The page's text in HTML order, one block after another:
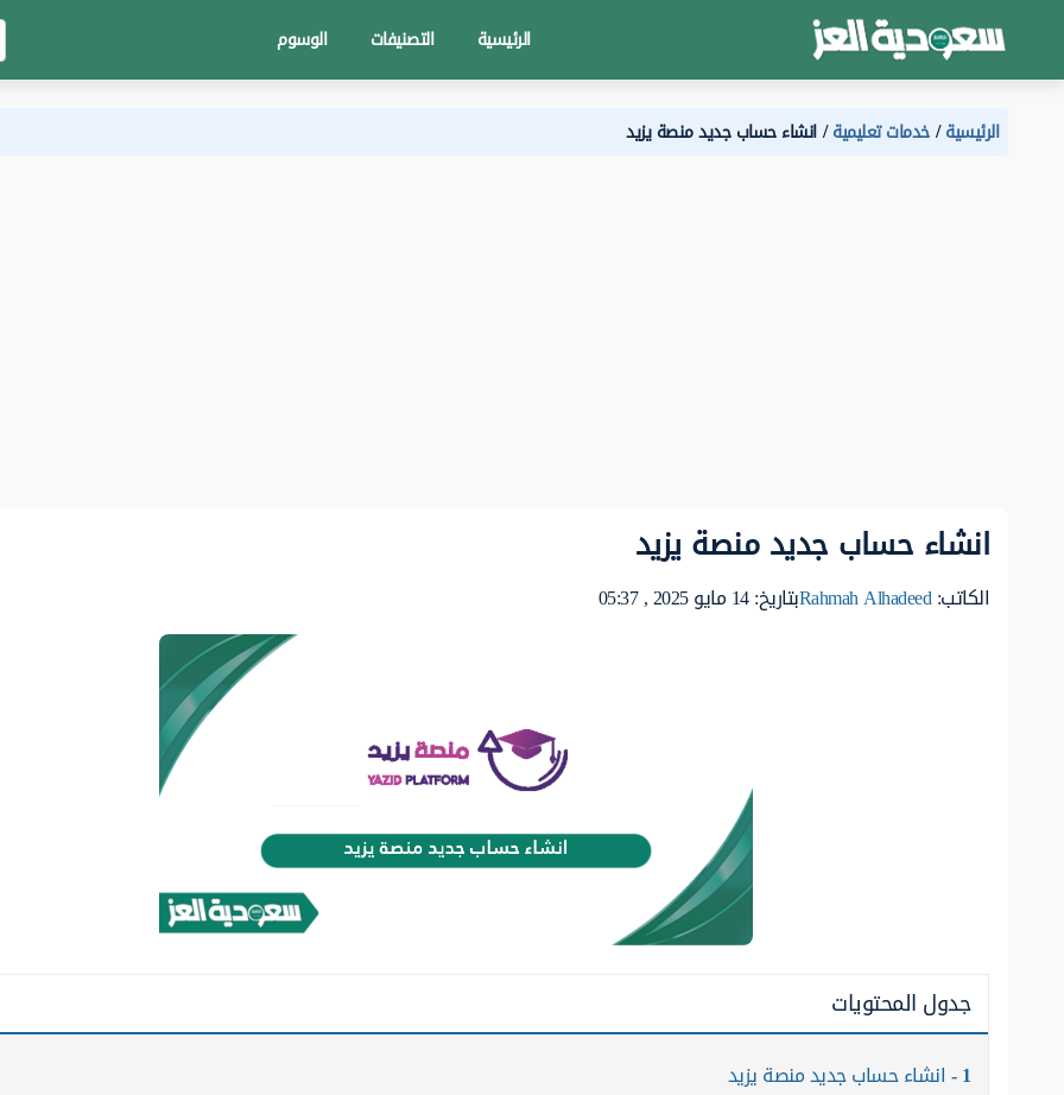
الرئيسية التصنيفات الوسوم
الرئيسية خدمات تعليمية انشاء حساب جديد منصة يزيد
انشاء حساب جديد منصة يزيد
الكاتب:Rahmah Alhadeedبتاريخ: 14 مايو 2025 , 05:37
جدول المحتويات
1 انشاء حساب جديد منصة يزيد